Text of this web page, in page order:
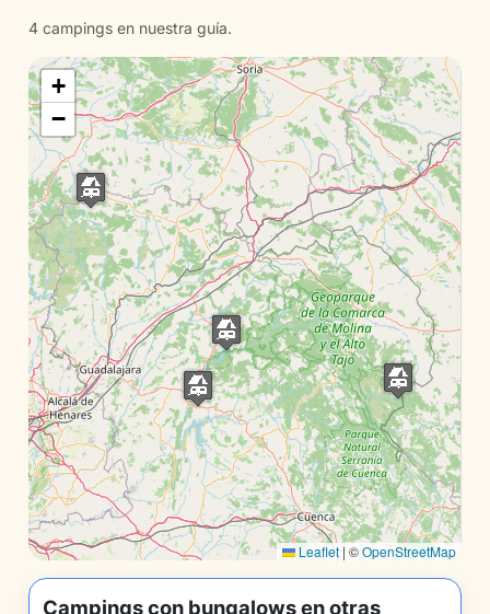
4 campings en nuestra guía.
+
−
Leaflet | ©OpenStreetMap
Campings con bungalows en otras